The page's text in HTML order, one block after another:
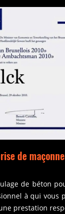
de
de béton
à qui vous
prestation